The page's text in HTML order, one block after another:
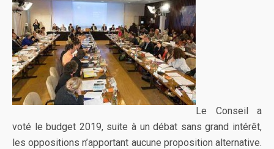
Le Conseil a
voté le budget 2019, suite à un débat sans grand intérêt,
les oppositions n’apportant aucune proposition alternative.